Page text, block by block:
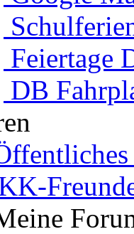
Feiertage
DB